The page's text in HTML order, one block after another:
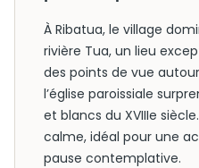
À Ribatua, le village
rivière Tua, un lieu
des points de vue autour
l’église paroissiale
et blancs du XVIIIe
calme, idéal pour une
pause contemplative.